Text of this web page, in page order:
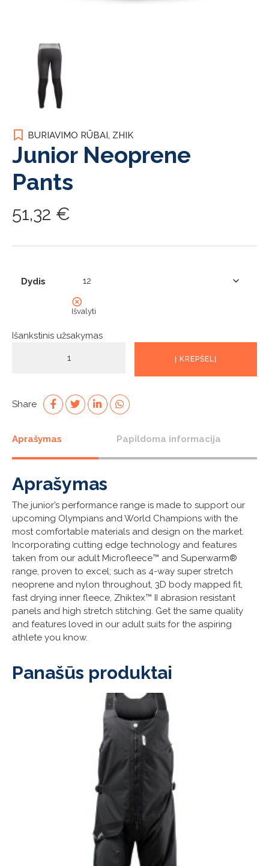
BURIAVIMO RŪBAI, ZHIK
Junior Neoprene
Pants
51,32 €
Dydis
Išvalyti
Išankstinis užsakymas
Pants
Į KREPŠELĮ
Share
Aprašymas Papildoma informacija
Aprašymas
The junior’s performance range is made to support our
upcoming Olympians and World Champions with the
most comfortable materials and design on the market.
Incorporating cutting edge technology and features
taken from our adult Microfleece™ and Superwarm®
range, proven to excel; such as 4-way super stretch
neoprene and nylon throughout, 3D body mapped fit,
fast drying inner fleece, Zhiktex™ II abrasion resistant
panels and high stretch stitching. Get the same quality
and features loved in our adult suits for the aspiring
athlete you know.
Panašūs produktai